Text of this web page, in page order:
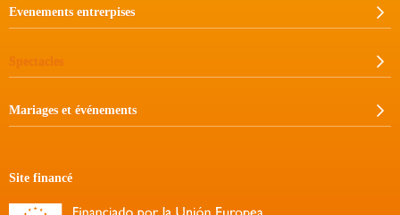
Site financé
Evenements entrerpises
Mariages et événements